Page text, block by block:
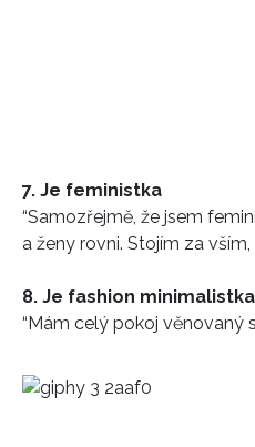
REDAKCE
7. Je feministka
“Samozřejmě, že jsem
a ženy rovni. Stojím za
8. Je fashion minimalistka
“Mám celý pokoj věnovaný